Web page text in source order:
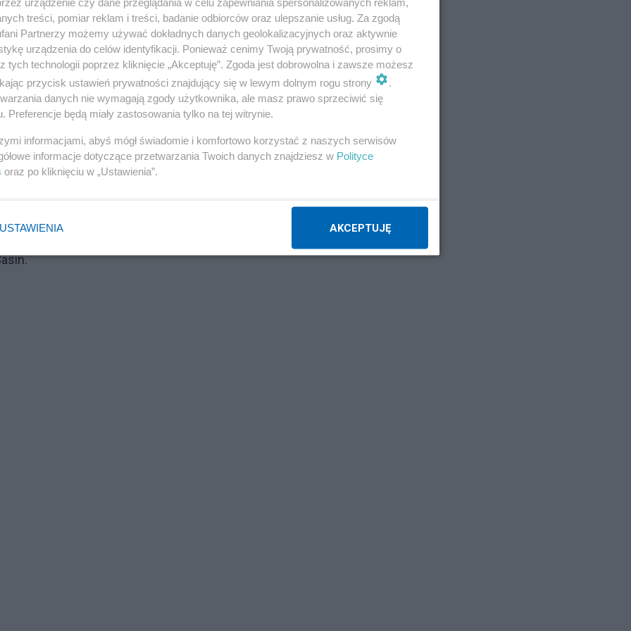
NS2
sankcje wobec Rosji powinny obejmować całkowite
tzw. republik ludowych w Donbasie, które
ocenił jako „akt agresji”. Powiedział, że reakcja na
tak samo szybka jak uznanie przez Moskwę
Rosji apelowali też polscy politycy.
narzędzi do szantażowania Europy jest kursem na
jedną z pierwszych sankcji dla putinowskiej Rosji" -
treści, pomiar reklam i treści, badanie odbiorców oraz ulepszanie usług. Za zgodą
Partnerzy możemy używać dokładnych danych geolokalizacyjnych oraz aktywnie
urządzenia do celów identyfikacji. Ponieważ cenimy Twoją prywatność, prosimy o
tych technologii poprzez kliknięcie „Akceptuję”. Zgoda jest dobrowolna i zawsze możesz
przycisk ustawień prywatności znajdujący się w lewym dolnym rogu strony
.
danych nie wymagają zgody użytkownika, ale masz prawo sprzeciwić się
Preferencje będą miały zastosowania tylko na tej witrynie.
informacjami, abyś mógł świadomie i komfortowo korzystać z naszych serwisów
informacje dotyczące przetwarzania Twoich danych znajdziesz w Polityce
oraz po kliknięciu w „Ustawienia”.
USTAWIENIA AKCEPTUJĘ